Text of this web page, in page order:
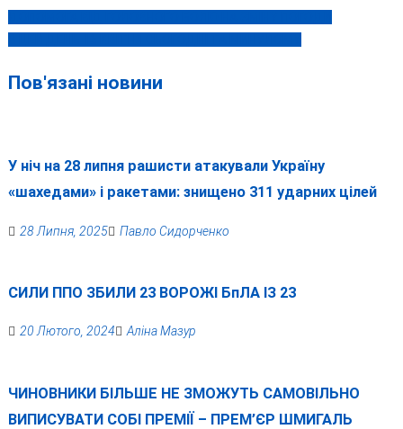
Навігація
Пов'язані новини
У ніч на 28 липня рашисти атакували Україну
«шахедами» і ракетами: знищено 311 ударних цілей
28 Липня, 2025 Павло Сидорченко
СИЛИ ППО ЗБИЛИ 23 ВОРОЖІ БпЛА ІЗ 23
20 Лютого, 2024 Аліна Мазур
ЧИНОВНИКИ БІЛЬШЕ НЕ ЗМОЖУТЬ САМОВІЛЬНО
ВИПИСУВАТИ СОБІ ПРЕМІЇ – ПРЕМ’ЄР ШМИГАЛЬ